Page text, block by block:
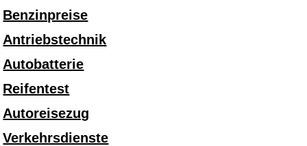
Benzinpreise
Antriebstechnik
Autobatterie
Reifentest
Autoreisezug
Verkehrsdienste